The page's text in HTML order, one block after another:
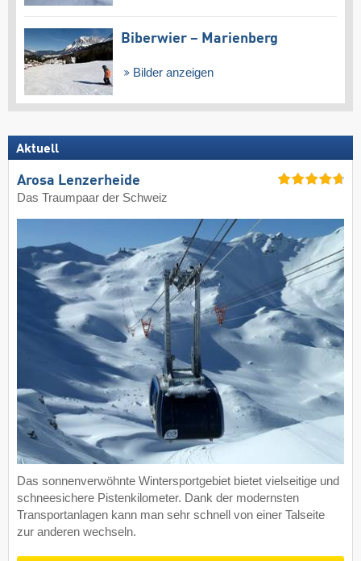
Biberwier – Marienberg
Bilder anzeigen
Aktuell
Arosa Lenzerheide
Das Traumpaar der Schweiz
Das sonnenverwöhnte Wintersportgebiet bietet vielseitige und
schneesichere Pistenkilometer. Dank der modernsten
Transportanlagen kann man sehr schnell von einer Talseite
zur anderen wechseln.